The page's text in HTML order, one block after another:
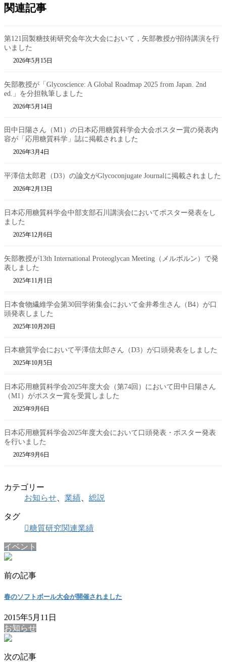
関連記事
第121回製糖技術研究会年次大会において，矢部教授が招待講演を行
いました
2026年5月15日
矢部教授が「Glycoscience: A Global Roadmap 2025 from Japan. 2nd
ed.」を分担執筆しました
2026年5月14日
田中日陽さん（M1）の日本応用糖質科学会大会ポスター賞の発表内
容が「応用糖質科学」誌に掲載されました
2026年3月4日
平澤信太郎君（D3）の論文がGlycoconjugate Journalに掲載されました
2026年2月13日
日本応用糖質科学会中部支部石川講演会においてポスター発表をし
ました
2025年12月6日
矢部教授が13th International Proteoglycan Meeting（メルボルン）で発
表しました
2025年11月1日
日本食物繊維学会第30回学術集会において金井希生さん（B4）が口
頭発表しました
2025年10月20日
日本糖質学会において平澤信太郎さん（D3）が口頭発表をしました
2025年10月5日
日本応用糖質科学会2025年度大会（第74回）において田中日陽さん
（M1）がポスター賞を受賞しました
2025年9月6日
日本応用糖質科学会2025年度大会において口頭発表・ポスター発表
を行いました
2025年9月6日
カテゴリー
お知らせ
業績 総説
タグ
糖質研究関連業績
イベント
前の記事
春のソフトボール大会が開催されました
2015年5月11日
お知らせ
次の記事